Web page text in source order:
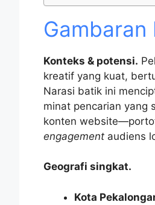
Gambaran
Konteks & potensi.
kreatif yang kuat,
Narasi batik ini
minat pencarian yang
konten
engagement audiens
Geografi singkat.
Kota